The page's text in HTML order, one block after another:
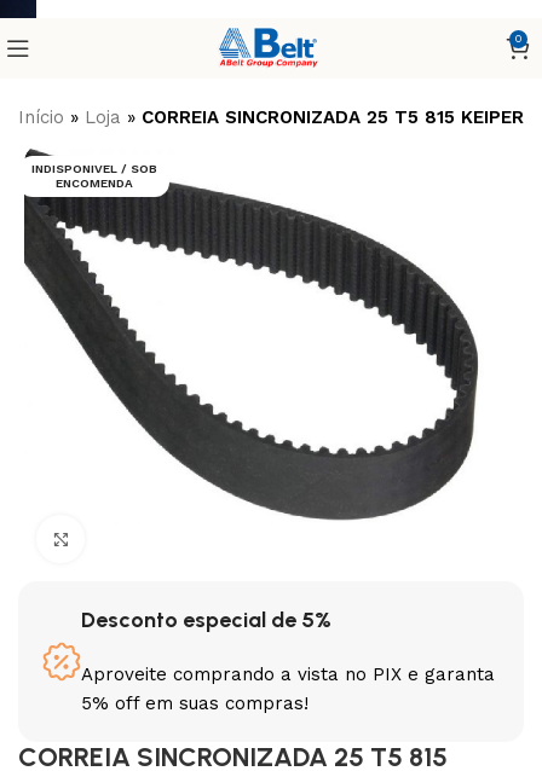
0
Início » Loja » CORREIA SINCRONIZADA 25 T5 815 KEIPER
INDISPONIVEL / SOB
ENCOMENDA
Desconto especial de 5%
Aproveite comprando a vista no PIX e garanta
5% off em suas compras!
CORREIA SINCRONIZADA 25 T5 815